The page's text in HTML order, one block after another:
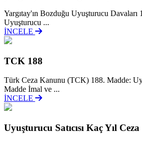
Yargıtay'ın Bozduğu Uyuşturucu Davaları
Uyuşturucu ...
İNCELE
TCK 188
Türk Ceza Kanunu (TCK) 188. Madde:
Madde İmal ve ...
İNCELE
Uyuşturucu Satıcısı Kaç Yıl Ceza